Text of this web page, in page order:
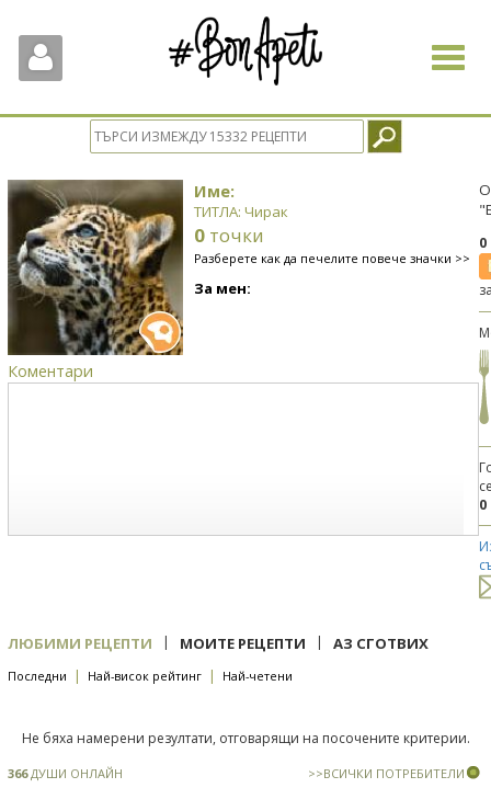
Toggle
Име:
ТИТЛА: Чирак
0 точки
Разберете как да печелите повече значки >>
За мен:
Коментари
0
ЛЮБИМИ РЕЦЕПТИ | МОИТЕ РЕЦЕПТИ | АЗ СГОТВИХ
Последни | Най-висок рейтинг | Най-четени
Не бяха намерени резултати, отговарящи на посочените критерии.
366ДУШИ ОНЛАЙН >>ВСИЧКИ ПОТРЕБИТЕЛИ